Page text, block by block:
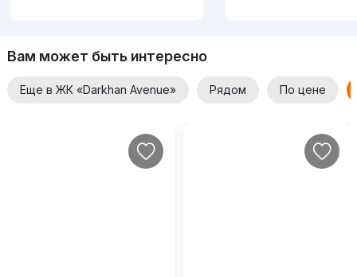
Вам может быть интересно
Еще в ЖК «Darkhan Avenue» Рядом По цене